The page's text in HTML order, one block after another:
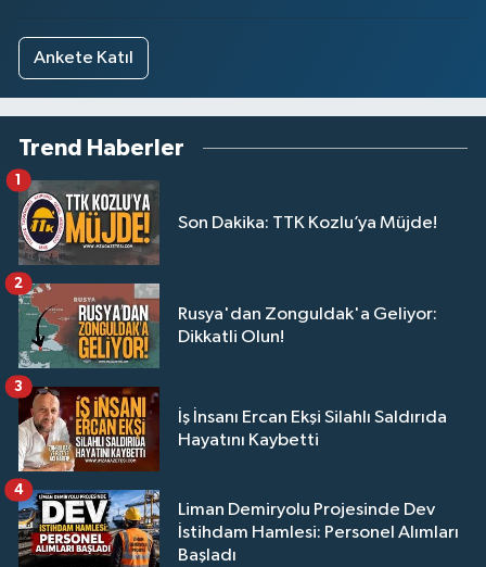
Ankete Katıl
Trend Haberler
Son Dakika: TTK Kozlu’ya Müjde!
1
Rusya'dan Zonguldak'a Geliyor:
Dikkatli Olun!
2
İş İnsanı Ercan Ekşi Silahlı Saldırıda
Hayatını Kaybetti
3
Liman Demiryolu Projesinde Dev
İstihdam Hamlesi: Personel Alımları
Başladı
4